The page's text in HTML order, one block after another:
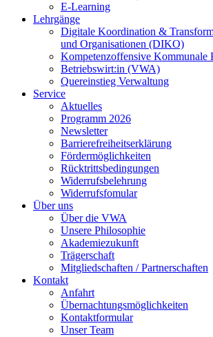
E-Learning
Lehrgänge
Digitale Koordination &
und Organisationen (DIKO)
Kompetenzoffensive Kommunale
Betriebswirt:in (VWA)
Quereinstieg Verwaltung
Service
Aktuelles
Programm 2026
Newsletter
Barrierefreiheitserklärung
Fördermöglichkeiten
Rücktrittsbedingungen
Widerrufsbelehrung
Widerrufsfomular
Über uns
Über die VWA
Unsere Philosophie
Akademiezukunft
Trägerschaft
Mitgliedschaften / Partnerschaften
Kontakt
Anfahrt
Übernachtungsmöglichkeiten
Kontaktformular
Unser Team